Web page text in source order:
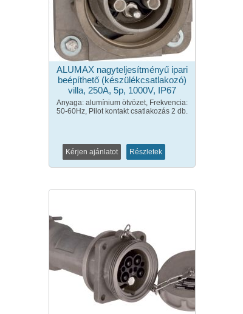
ALUMAX nagyteljesítményű ipari
beépíthető (készülékcsatlakozó)
villa, 250A, 5p, 1000V, IP67
Anyaga: alumínium ötvözet, Frekvencia:
50-60Hz, Pilot kontakt csatlakozás 2 db.
Kérjen ajánlatot Részletek